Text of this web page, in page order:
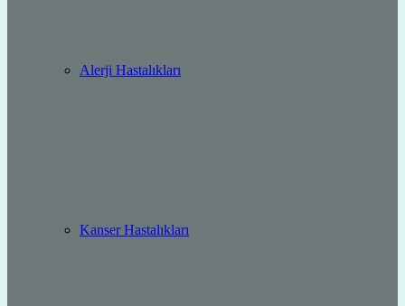
Alerji Hastalıkları
Kanser Hastalıkları